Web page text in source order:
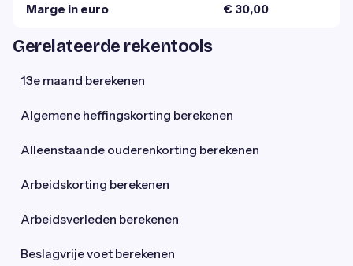
Marge in euro € 30,00
Gerelateerde rekentools
13e maand berekenen
Algemene heffingskorting berekenen
Alleenstaande ouderenkorting berekenen
Arbeidskorting berekenen
Arbeidsverleden berekenen
Beslagvrije voet berekenen